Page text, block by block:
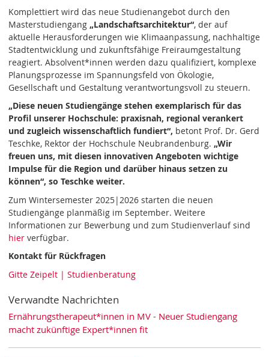
Komplettiert wird das neue Studienangebot durch den
Masterstudiengang „Landschaftsarchitektur“, der auf
aktuelle Herausforderungen wie Klimaanpassung, nachhaltige
Stadtentwicklung und zukunftsfähige Freiraumgestaltung
reagiert. Absolvent*innen werden dazu qualifiziert, komplexe
Planungsprozesse im Spannungsfeld von Ökologie,
Gesellschaft und Gestaltung verantwortungsvoll zu steuern.
„Diese neuen Studiengänge stehen exemplarisch für das
Profil unserer Hochschule: praxisnah, regional verankert
und zugleich wissenschaftlich fundiert“, betont Prof. Dr. Gerd
Teschke, Rektor der Hochschule Neubrandenburg.„Wir
freuen uns, mit diesen innovativen Angeboten wichtige
Impulse für die Region und darüber hinaus setzen zu
können“, so Teschke weiter.
Zum Wintersemester 2025|2026 starten die neuen
Studiengänge planmäßig im September. Weitere
Informationen zur Bewerbung und zum Studienverlauf sind
hier verfügbar.
Kontakt für Rückfragen
Gitte Zeipelt | Studienberatung
Verwandte Nachrichten
Ernährungstherapeut*innen in MV - Neuer Studiengang
macht zukünftige Expert*innen fit